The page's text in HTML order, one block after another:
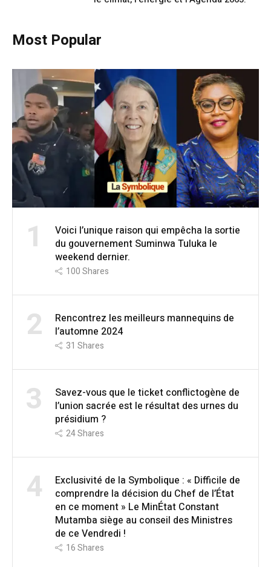
Most Popular
1
Voici l’unique raison qui empêcha la sortie
du gouvernement Suminwa Tuluka le
weekend dernier.
100Shares
2
Rencontrez les meilleurs mannequins de
l’automne 2024
31 Shares
3
Savez-vous que le ticket conflictogène de
l’union sacrée est le résultat des urnes du
présidium ?
24Shares
4
Exclusivité de la Symbolique : « Difficile de
comprendre la décision du Chef de l’État
en ce moment » Le MinÉtat Constant
Mutamba siège au conseil des Ministres
de ce Vendredi !
16Shares